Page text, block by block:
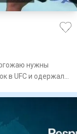
нужны